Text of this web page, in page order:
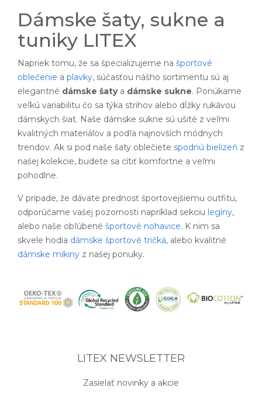
Dámske šaty, sukne a
tuniky LITEX
Napriek tomu, že sa špecializujeme na športové
oblečenie a plavky, súčasťou nášho sortimentu sú aj
elegantné dámske šatya dámske sukne. Ponúkame
veľkú variabilitu čo sa týka strihov alebo dĺžky rukávou
dámskych šiat. Naše dámske sukne sú ušité z veľmi
kvalitných materiálov a podľa najnovších módnych
trendov. Ak si pod naše šaty oblečiete spodnú bielizeň z
našej kolekcie, budete sa cítiť komfortne a veľmi
pohodlne.
V prípade, že dávate prednosť športovejšiemu outfitu,
odporúčame vašej pozornosti napríklad sekciu legíny,
alebo naše obľúbené športové nohavice. K nim sa
skvele hodia dámske športové tričká, alebo kvalitné
dámske mikiny z našej ponuky.
LITEX NEWSLETTER
Zasielať novinky a akcie